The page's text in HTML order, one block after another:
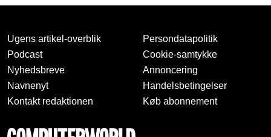
Ugens artikel-overblik
Podcast
Nyhedsbreve
Navnenyt
Kontakt redaktionen
Persondatapolitik
Cookie-samtykke
Annoncering
Handelsbetingelser
Køb abonnement